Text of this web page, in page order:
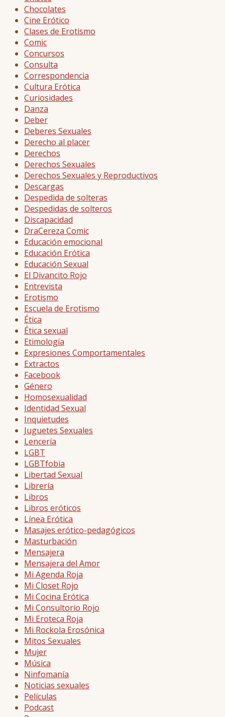
Chocolates
Cine Erótico
Clases de Erotismo
Comic
Concursos
Consulta
Correspondencia
Cultura Erótica
Curiosidades
Danza
Deber
Deberes Sexuales
Derecho al placer
Derechos
Derechos Sexuales
Derechos Sexuales y Reproductivos
Descargas
Despedida de solteras
Despedidas de solteros
Discapacidad
DraCereza Comic
Educación emocional
Educación Erótica
Educación Sexual
El Divancito Rojo
Entrevista
Erotismo
Escuela de Erotismo
Ética
Ética sexual
Etimología
Expresiones Comportamentales
Extractos
Facebook
Género
Homosexualidad
Identidad Sexual
Inquietudes
Juguetes Sexuales
Lencería
LGBT
LGBTfobia
Libertad Sexual
Librería
Libros
Libros eróticos
Línea Erótica
Masajes erótico-pedagógicos
Masturbación
Mensajera
Mensajera del Amor
Mi Agenda Roja
Mi Closet Rojo
Mi Cocina Erótica
Mi Consultorio Rojo
Mi Eroteca Roja
Mi Rockola Erosónica
Mitos Sexuales
Mujer
Música
Ninfomanía
Noticias sexuales
Películas
Podcast